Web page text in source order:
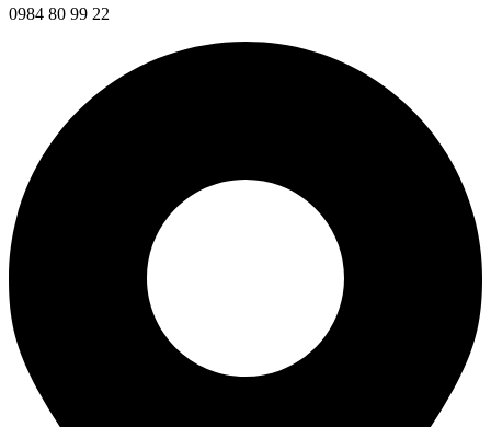
0984 80 99 22